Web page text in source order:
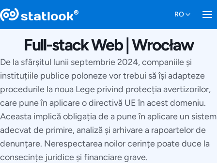
Full-stack Web | Wrocław
De la sfârșitul lunii septembrie 2024, companiile și
instituțiile publice poloneze vor trebui să își adapteze
procedurile la noua Lege privind protecția avertizorilor,
care pune în aplicare o directivă UE în acest domeniu.
Aceasta implică obligația de a pune în aplicare un sistem
adecvat de primire, analiză și arhivare a rapoartelor de
denunțare. Nerespectarea noilor cerințe poate duce la
consecințe juridice și financiare grave.